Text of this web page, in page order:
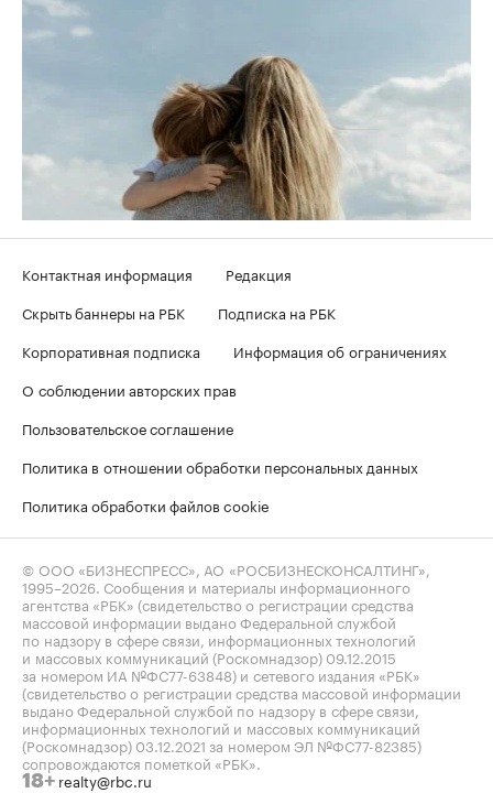
Контактная информация
Редакция
Скрыть баннеры на РБК
Подписка на РБК
Корпоративная подписка
Информация об ограничениях
О соблюдении авторских прав
Пользовательское соглашение
Политика в отношении обработки персональных данных
Политика обработки файлов cookie
© ООО «БИЗНЕСПРЕСС», АО «РОСБИЗНЕСКОНСАЛТИНГ»,
1995–2026 . Сообщения и материалы информационного
агентства «РБК» (свидетельство о регистрации средства
массовой информации выдано Федеральной службой
по надзору в сфере связи, информационных технологий
и массовых коммуникаций (Роскомнадзор) 09.12.2015
за номером ИА №ФС77-63848) и сетевого издания «РБК»
(свидетельство о регистрации средства массовой информации
выдано Федеральной службой по надзору в сфере связи,
информационных технологий и массовых коммуникаций
(Роскомнадзор) 03.12.2021 за номером ЭЛ №ФС77-82385)
сопровождаются пометкой «РБК».
18+ realty@rbc.ru